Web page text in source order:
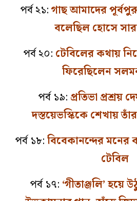
পর্ব ২১:গাছ আমাদের
বলেছিল হোসে
পর্ব ২০: টেবিলের কথায়
ফিরেছিলেন
পর্ব ১৯: প্রতিভা প্রশ্রয়
দস্তয়েভস্কিকে শেখায়
পর্ব ১৮:বিবেকানন্দের
টেবিল
পর্ব ১৭: ‘গীতাঞ্জলি’ হয়ে